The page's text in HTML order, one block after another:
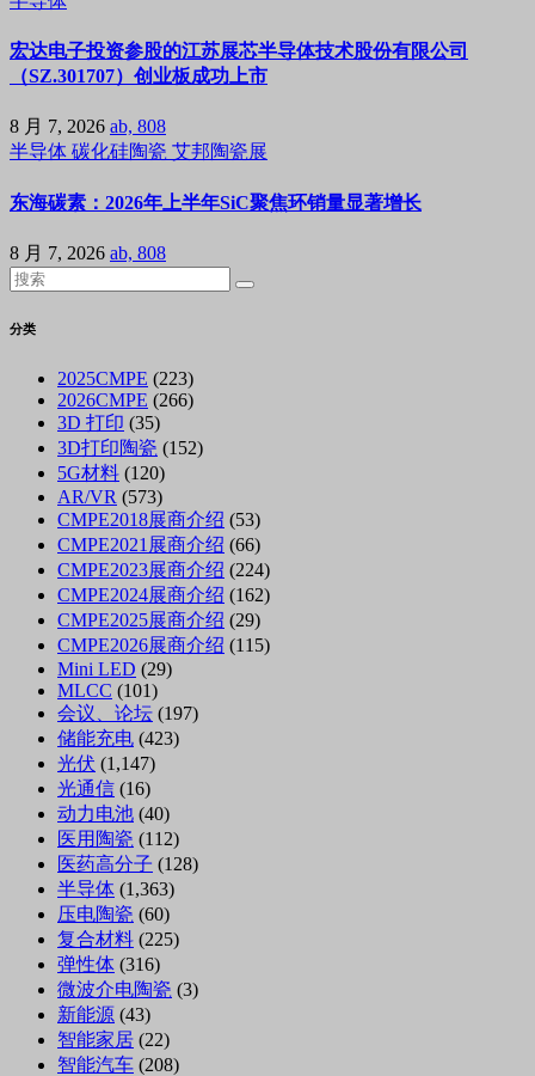
宏达电子投资参股的江苏展芯半导体技术股份有限公司
（SZ.301707）创业板成功上市
8 月 7, 2026 ab, 808
半导体 碳化硅陶瓷 艾邦陶瓷展
东海碳素：2026年上半年SiC聚焦环销量显著增长
8 月 7, 2026 ab, 808
分类
2025CMPE (223)
2026CMPE (266)
3D 打印 (35)
3D打印陶瓷 (152)
5G材料 (120)
AR/VR (573)
CMPE2018展商介绍 (53)
CMPE2021展商介绍 (66)
CMPE2023展商介绍 (224)
CMPE2024展商介绍 (162)
CMPE2025展商介绍 (29)
CMPE2026展商介绍 (115)
Mini LED (29)
MLCC (101)
会议、论坛 (197)
储能充电 (423)
光伏 (1,147)
光通信 (16)
动力电池 (40)
医用陶瓷 (112)
医药高分子 (128)
半导体 (1,363)
压电陶瓷 (60)
复合材料 (225)
弹性体 (316)
微波介电陶瓷 (3)
新能源 (43)
智能家居 (22)
智能汽车 (208)